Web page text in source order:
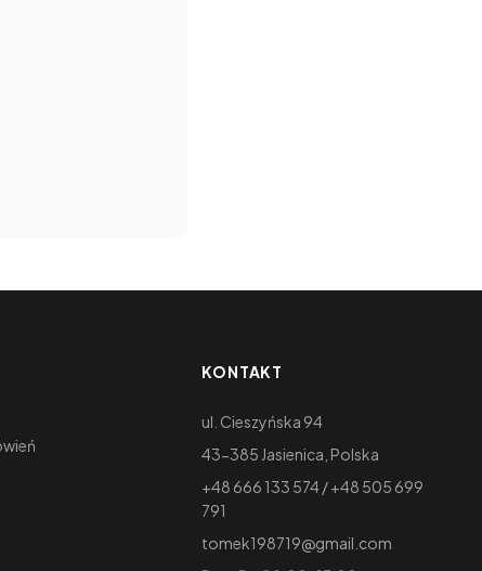
KONTAKT
ul. Cieszyńska 94
43-385 Jasienica, Polska
+48 666 133 574/+48 505 699
791
tomek198719@gmail.com